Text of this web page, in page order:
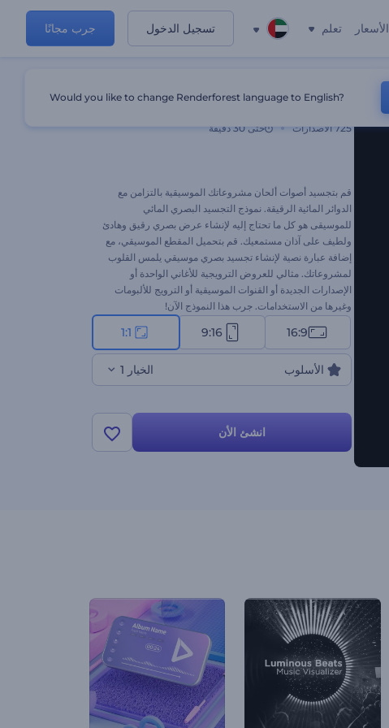
الأسعار تعلم تسجيل الدخول جرب مجانًا
725 الاصدارات حتى 30 دقيقة
قم بتجسيد أصوات ألحان مشروعاتك الموسيقية بالتزامن مع
الدوائر المائية الرقيقة. نموذج التجسيد البصري المائي
للموسيقى هو كل ما تحتاج إليه لإنشاء عرض بصري رقيق وهادئ
ولطيف على آذان مستمعيك. قم بتحميل المقطع الموسيقي، مع
إضافة عبارة نصية لإنشاء تجسيد بصري موسيقي يلمس القلوب
لمشروعاتك. مثالي للعروض الترويجية للأغاني الواحدة أو
الإصدارات الجديدة أو القنوات الموسيقية أو الترويج للألبومات
وغيرها من الاستخدامات. جرب هذا النموذج الآن!
16:9
9:16
1:1
الأسلوب الخيار 1
انشئ الأن
Would you like to change Renderforest language to English?